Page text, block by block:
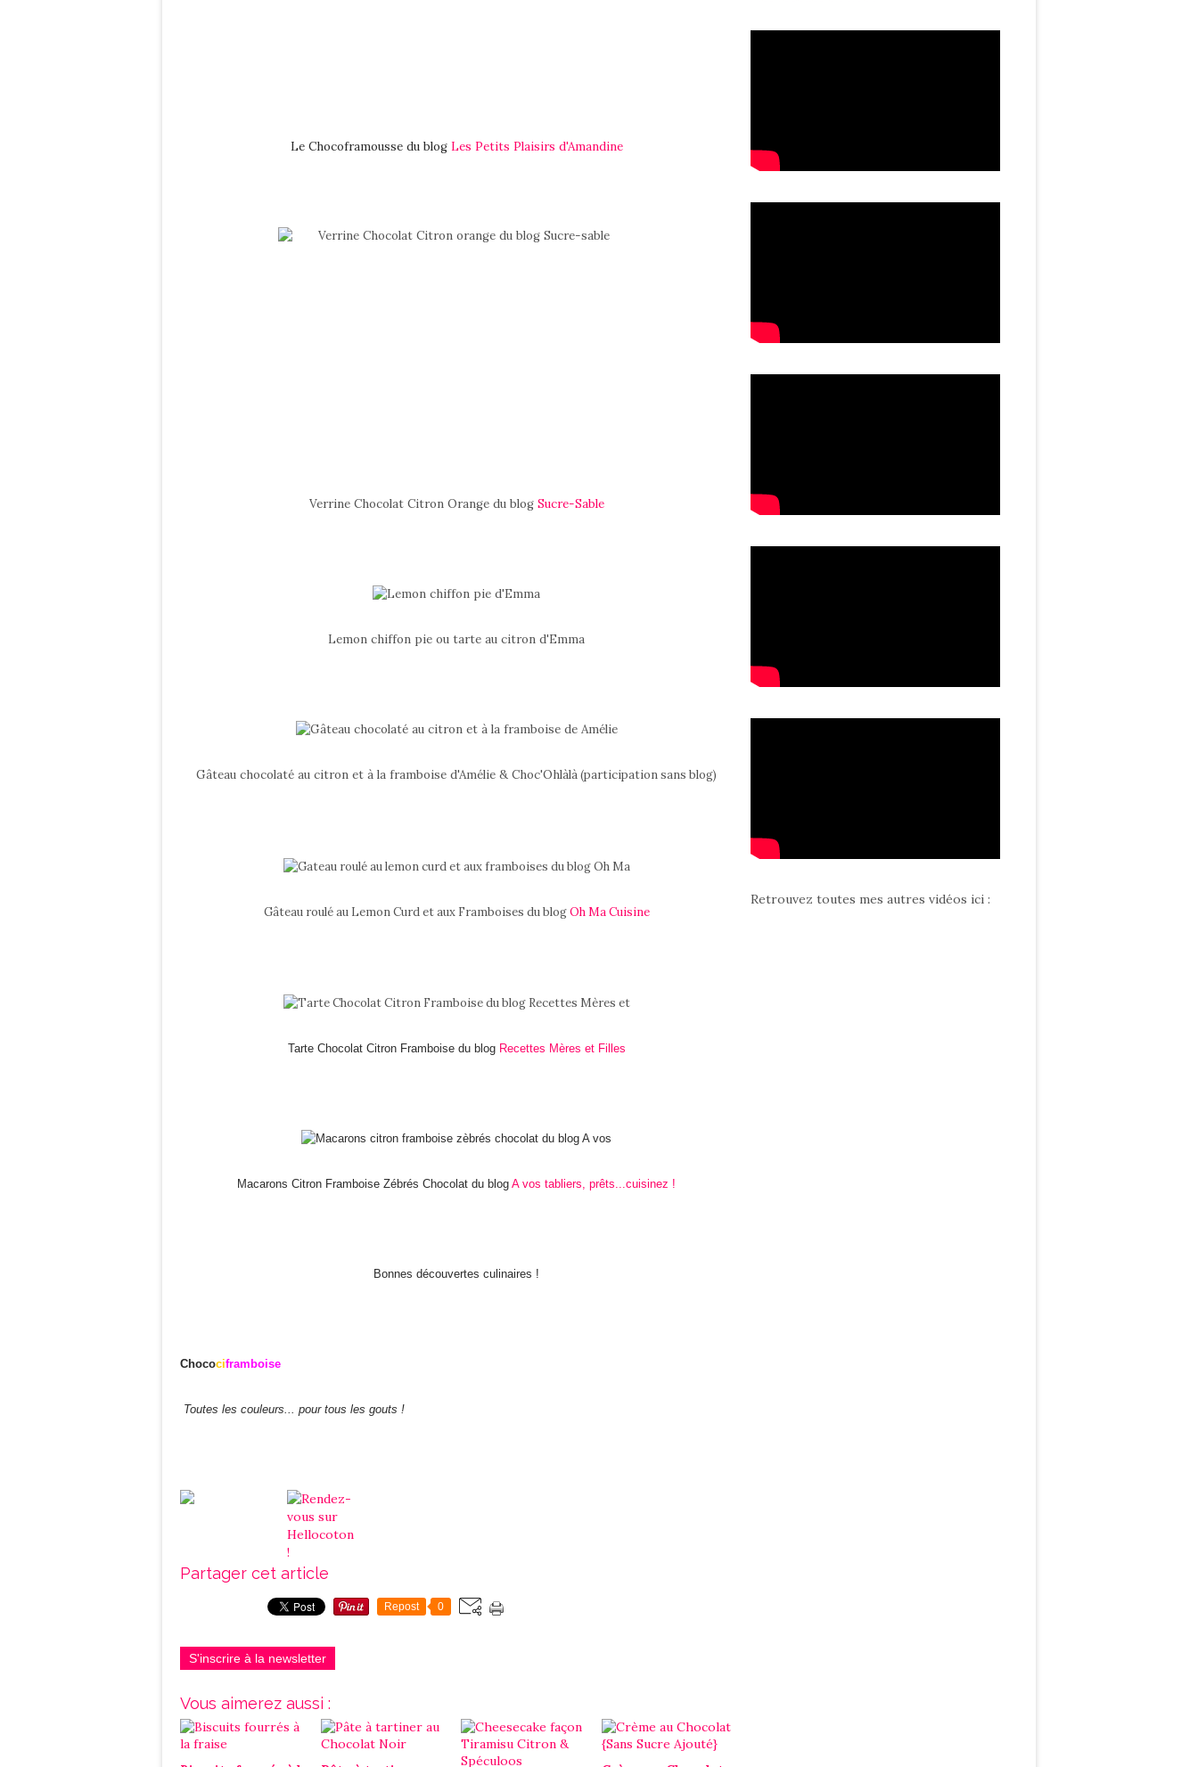
Le Chocoframousse du blog Les Petits Plaisirs d'Amandine
Verrine Chocolat Citron Orange du blog Sucre-Sable
Lemon chiffon pie ou tarte au citron d'Emma
Gâteau chocolaté au citron et à la framboise d'Amélie & Choc'Ohlàlà(participation sans blog)
Gâteau roulé au Lemon Curd et aux Framboises du blogOh Ma Cuisine
Tarte Chocolat Citron Framboise du blog Recettes Mères et Filles
Macarons Citron Framboise Zébrés Chocolat du blog A vos tabliers, prêts...cuisinez !
Bonnes découvertes culinaires !
Chocociframboise
Toutes les couleurs... pour tous les gouts !
Partager cet article
Repost 0
S'inscrire à la newsletter
Vous aimerez aussi :
Retrouvez toutes mes autres vidéos ici :